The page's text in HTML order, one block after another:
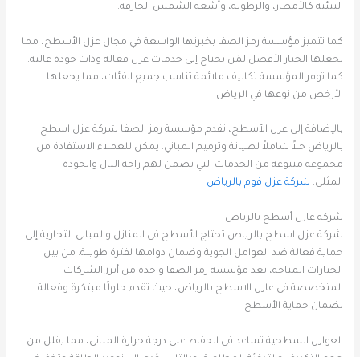
البيئية كالأمطار، والرطوبة، وأشعة الشمس الحارقة.
كما تتميز مؤسسة رمز الصفا بخبرتها الواسعة في مجال عزل الأسطح، مما
يجعلها الخيار الأفضل لمَن يحتاج إلى خدمات عزل فعالة وذات جودة عالية.
كما توفر المؤسسة تكاليف ملائمة تناسب جميع الفئات، مما يجعلها
الأرخص من نوعها في الرياض.
بالإضافة إلى عزل الأسطح، تقدم مؤسسة رمز الصفا شركة عزل اسطح
بالرياض حلاً شاملاً لصيانة وترميم المباني. يمكن للعملاء الاستفادة من
مجموعة متنوعة من الخدمات التي تضمن لهم راحة البال والجودة
المثلى. شركة عزل فوم بالرياض
شركة عازل أسطح بالرياض
شركة عزل اسطح بالرياض تحتاج الأسطح في المنازل والمباني التجارية إلى
حماية فعالة ضد العوامل الجوية وضمان دوامها لفترة طويلة. من بين
الخيارات المتاحة، تعد مؤسسة رمز الصفا واحدة من أبرز الشركات
المتخصصة في عازل الاسطح بالرياض، حيث تقدم حلولًا مبتكرة وفعالة
لضمان حماية الأسطح.
العوازل السطحية تساعد في الحفاظ على درجة حرارة المباني، مما يقلل من